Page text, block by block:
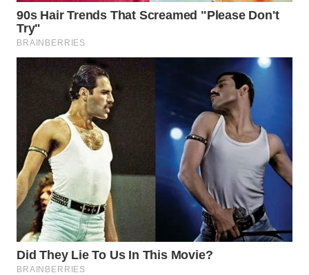
WN
TAPANULI
WN DELI
SERDANG
WN
TEBING
TINGGI
WN
PAKPAK